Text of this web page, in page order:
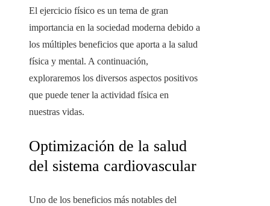
El ejercicio físico es un tema de gran
importancia en la sociedad moderna debido a
los múltiples beneficios que aporta a la salud
física y mental. A continuación,
exploraremos los diversos aspectos positivos
que puede tener la actividad física en
nuestras vidas.
Optimización de la salud
del sistema cardiovascular
Uno de los beneficios más notables del